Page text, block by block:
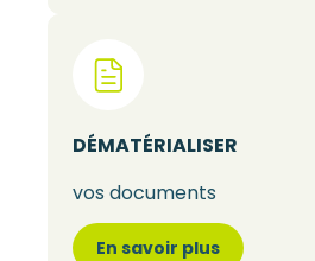
DÉMATÉRIALISER
vos documents
En savoir plus